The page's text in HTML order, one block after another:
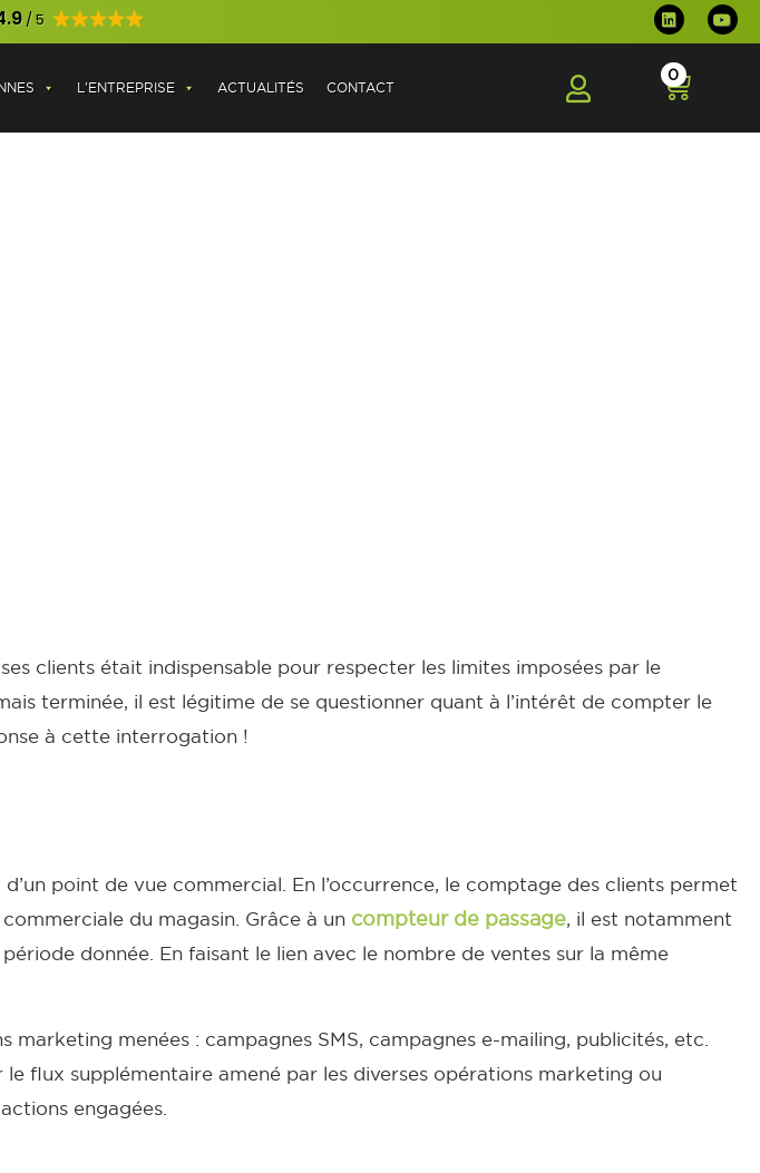
L'ENTREPRISE ACTUALITÉS CONTACT
0
clients était indispensable pour respecter les limites imposées par le
terminée, il est légitime de se questionner quant à l’intérêt de compter le
à cette interrogation !
point de vue commercial. En l’occurrence, le comptage des clients permet
du magasin. Grâce à un compteur de passage, il est notamment
donnée. En faisant le lien avec le nombre de ventes sur la même
menées : campagnes SMS, campagnes e-mailing, publicités, etc.
flux supplémentaire amené par les diverses opérations marketing ou
engagées.